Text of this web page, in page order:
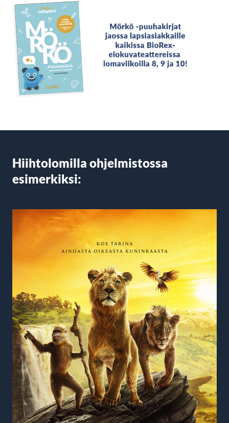
Hiihtolomilla ohjelmistossa
esimerkiksi: